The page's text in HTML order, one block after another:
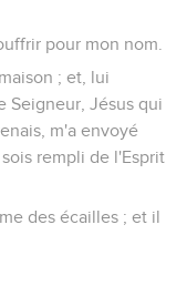
pour mon nom.
; et, lui
Seigneur, Jésus qui
m'a envoyé
rempli de l'Esprit
des écailles ; et il